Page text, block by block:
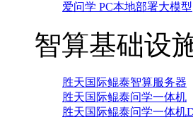
爱问学 PC本地部署大模型
智算基础设
胜天国际鲲泰智算服务器
胜天国际鲲泰问学一体机
胜天国际鲲泰问学一体机